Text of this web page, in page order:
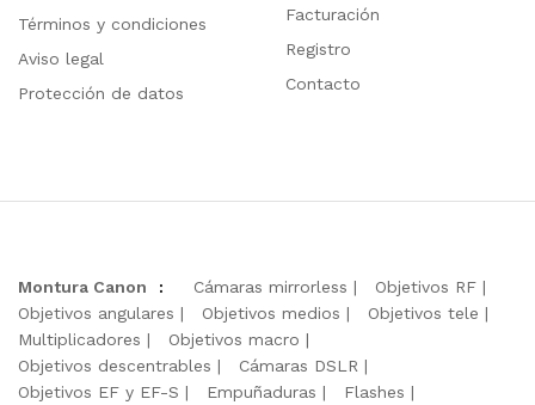
Términos y condiciones
Aviso legal
Protección de datos
Facturación
Registro
Contacto
Montura Canon : Cámaras mirrorless
Objetivos RF
Objetivos angulares
Objetivos medios
Objetivos tele
Multiplicadores
Objetivos macro
Objetivos descentrables
Cámaras DSLR
Objetivos EF y EF-S
Empuñaduras
Flashes